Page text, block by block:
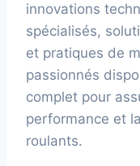
innovations
spécialisés,
et pratiques de
passionnés
complet pour
performance et
roulants.